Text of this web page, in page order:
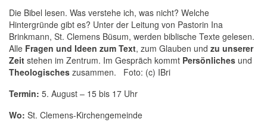
Die Bibel lesen. Was verstehe ich, was nicht? Welche
Hintergründe gibt es? Unter der Leitung von Pastorin Ina
Brinkmann, St. Clemens Büsum, werden biblische Texte gelesen.
Alle Fragen und Ideen zum Text, zum Glauben und zu unserer
Zeit stehen im Zentrum. Im Gespräch kommt Persönliches und
Theologisches zusammen. Foto: (c) IBri
Termin: 5. August – 15 bis 17 Uhr
Wo: St. Clemens-Kirchengemeinde